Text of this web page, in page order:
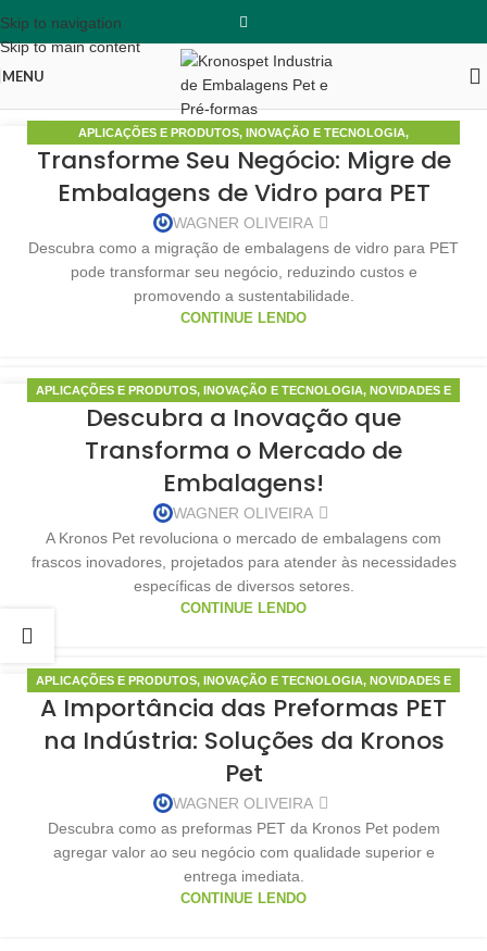
Skip to navigation
Skip to main content
MENU
29 APLICAÇÕES E PRODUTOS, INOVAÇÃO E TECNOLOGIA,
SUSTENTABILIDADE E MEIO AMBIENTE
Transforme Seu Negócio: Migre de
Embalagens de Vidro para PET
WAGNER OLIVEIRA
Descubra como a migração de embalagens de vidro para PET
pode transformar seu negócio, reduzindo custos e
promovendo a sustentabilidade.
CONTINUE LENDO
13APLICAÇÕES E PRODUTOS, INOVAÇÃO E TECNOLOGIA, NOVIDADES E
TENDÊNCIAS
Descubra a Inovação que
Transforma o Mercado de
Embalagens!
WAGNER OLIVEIRA
A Kronos Pet revoluciona o mercado de embalagens com
frascos inovadores, projetados para atender às necessidades
específicas de diversos setores.
CONTINUE LENDO
13
MAIO
APLICAÇÕES E PRODUTOS, INOVAÇÃO E TECNOLOGIA, NOVIDADES E
TENDÊNCIAS
A Importância das Preformas PET
na Indústria: Soluções da Kronos
Pet
WAGNER OLIVEIRA
Descubra como as preformas PET da Kronos Pet podem
agregar valor ao seu negócio com qualidade superior e
entrega imediata.
CONTINUE LENDO